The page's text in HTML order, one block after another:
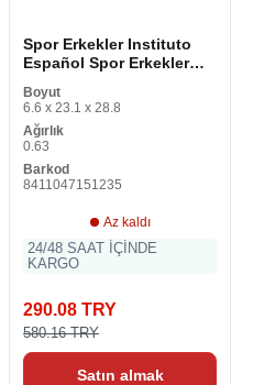
Spor Erkekler Instituto
Español Spor Erkekler
Boyut
6.6 x 23.1 x 28.8
Ağırlık
0.63
Barkod
8411047151235
Az kaldı
24/48 SAAT İÇİNDE
KARGO
290.08 TRY
580.16 TRY
Satın almak